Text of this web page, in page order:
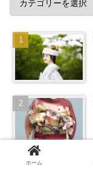
ホーム